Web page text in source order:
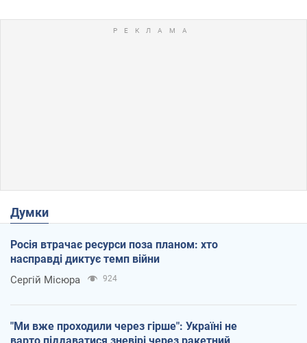
Думки
Росія втрачає ресурси поза планом: хто
насправді диктує темп війни
Сергій Місюра 924
"Ми вже проходили через гірше": Україні не
варто піддаватися зневірі через ракетний